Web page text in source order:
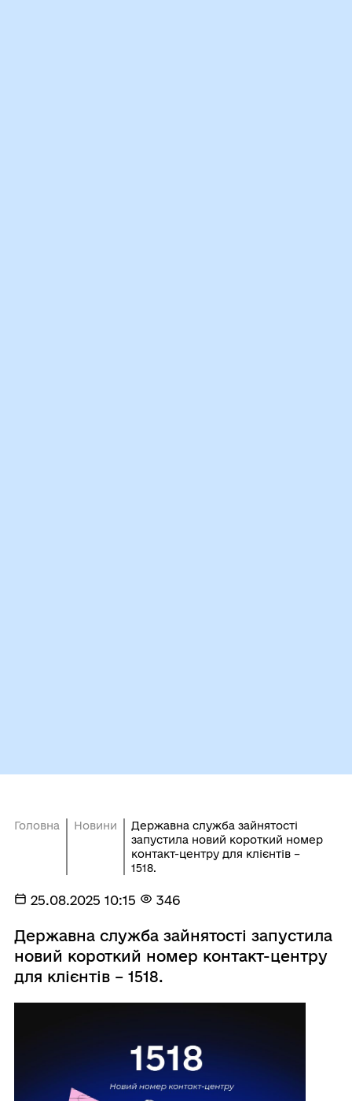
Головна Новини
Державна служба зайнятості
запустила новий короткий номер
контакт-центру для клієнтів –
1518.
25.08.2025 10:15 346
Державна служба зайнятості запустила
новий короткий номер контакт-центру
для клієнтів – 1518.